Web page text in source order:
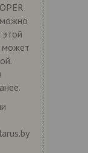
можно
этой
может